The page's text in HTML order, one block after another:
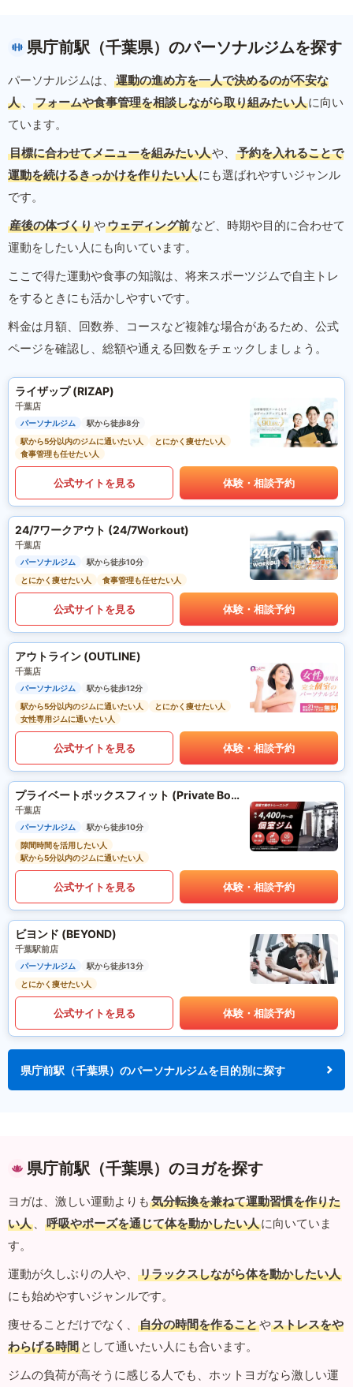
県庁前駅（千葉県）のパーソナルジムを探す
パーソナルジムは、
運動の進め方を一人で決めるのが不安な
人 、 フォームや食事管理を相談しながら取り組みたい人に向い
ています。
目標に合わせてメニューを組みたい人や、
予約を入れることで
運動を続けるきっかけを作りたい人にも選ばれやすいジャンル
です。
産後の体づくりやウェディング前など、時期や目的に合わせて
運動をしたい人にも向いています。
ここで得た運動や食事の知識は、将来スポーツジムで自主トレ
をするときにも活かしやすいです。
料金は月額、回数券、コースなど複雑な場合があるため、公式
ページを確認し、総額や通える回数をチェックしましょう。
ライザップ (RIZAP)
千葉店
パーソナルジム
駅から徒歩8分
駅から5分以内のジムに通いたい人
とにかく痩せたい人
食事管理も任せたい人
公式サイトを見る 体験・相談予約
24/7ワークアウト (24/7Workout)
千葉店
パーソナルジム
駅から徒歩10分
とにかく痩せたい人
食事管理も任せたい人
公式サイトを見る 体験・相談予約
アウトライン (OUTLINE)
千葉店
パーソナルジム
駅から徒歩12分
駅から5分以内のジムに通いたい人
とにかく痩せたい人
女性専用ジムに通いたい人
公式サイトを見る 体験・相談予約
プライベートボックスフィット (Private Box Fit)
千葉店
パーソナルジム
駅から徒歩10分
隙間時間を活用したい人
駅から5分以内のジムに通いたい人
公式サイトを見る 体験・相談予約
ビヨンド (BEYOND)
千葉駅前店
パーソナルジム
駅から徒歩13分
とにかく痩せたい人
公式サイトを見る 体験・相談予約
県庁前駅（千葉県）のパーソナルジムを目的別に探す
県庁前駅（千葉県）のヨガを探す
ヨガは、激しい運動よりも 気分転換を兼ねて運動習慣を作りた
い人 、 呼吸やポーズを通じて体を動かしたい人に向いていま
す。
運動が久しぶりの人や、
リラックスしながら体を動かしたい人
にも始めやすいジャンルです。
痩せることだけでなく、
自分の時間を作ることやストレスをや
わらげる時間 として通いたい人にも合います。
ジムの負荷が高そうに感じる人でも、ホットヨガなら激しい運